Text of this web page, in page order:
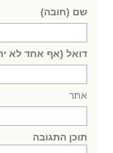
שם (חובה)
דואל (אף אחד לא
אתר
תוכן התגובה